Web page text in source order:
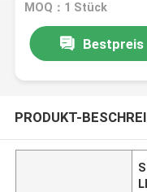
MOQ：1 Stück
Bestpreis
PRODUKT-